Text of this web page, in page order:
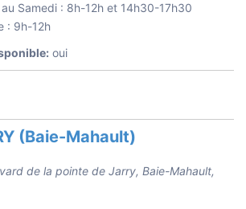
Samedi : 8h-12h et 14h30-17h30
: 9h-12h
oui
(Baie-Mahault)
de la pointe de Jarry, Baie-Mahault,